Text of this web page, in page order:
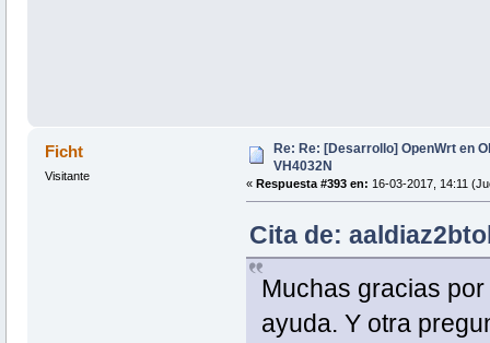
Ficht
Visitante
Re: Re: [Desarrollo] OpenWrt en
VH4032N
« Respuesta #393 en: 16-03-2017, 14:11
Cita de:
Muchas gracias
ayuda. Y otra